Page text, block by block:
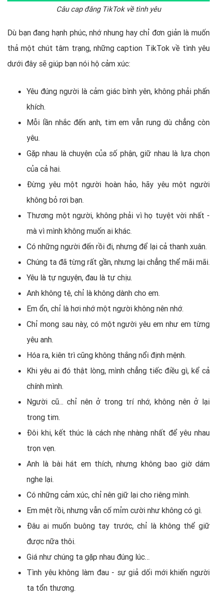
Câu cap đăng TikTok về tình yêu
Dù bạn đang hạnh phúc, nhớ nhung hay chỉ đơn giản là muốn
thả một chút tâm trạng, những caption TikTok về tình yêu
dưới đây sẽ giúp bạn nói hộ cảm xúc:
Yêu đúng người là cảm giác bình yên, không phải phấn
khích.
Mỗi lần nhắc đến anh, tim em vẫn rung dù chẳng còn
yêu.
Gặp nhau là chuyện của số phận, giữ nhau là lựa chọn
của cả hai.
Đừng yêu một người hoàn hảo, hãy yêu một người
không bỏ rơi bạn.
Thương một người, không phải vì họ tuyệt vời nhất -
mà vì mình không muốn ai khác.
Có những người đến rồi đi, nhưng để lại cả thanh xuân.
Chúng ta đã từng rất gần, nhưng lại chẳng thể mãi mãi.
Yêu là tự nguyện, đau là tự chịu.
Anh không tệ, chỉ là không dành cho em.
Em ổn, chỉ là hơi nhớ một người không nên nhớ.
Chỉ mong sau này, có một người yêu em như em từng
yêu anh.
Hóa ra, kiên trì cũng không thắng nổi định mệnh.
Khi yêu ai đó thật lòng, mình chẳng tiếc điều gì, kể cả
chính mình.
Người cũ... chỉ nên ở trong trí nhớ, không nên ở lại
trong tim.
Đôi khi, kết thúc là cách nhẹ nhàng nhất để yêu nhau
trọn vẹn.
Anh là bài hát em thích, nhưng không bao giờ dám
nghe lại.
Có những cảm xúc, chỉ nên giữ lại cho riêng mình.
Em mệt rồi, nhưng vẫn cố mỉm cười như không có gì.
Đâu ai muốn buông tay trước, chỉ là không thể giữ
được nữa thôi.
Giá như chúng ta gặp nhau đúng lúc…
Tình yêu không làm đau - sự giả dối mới khiến người
ta tổn thương.